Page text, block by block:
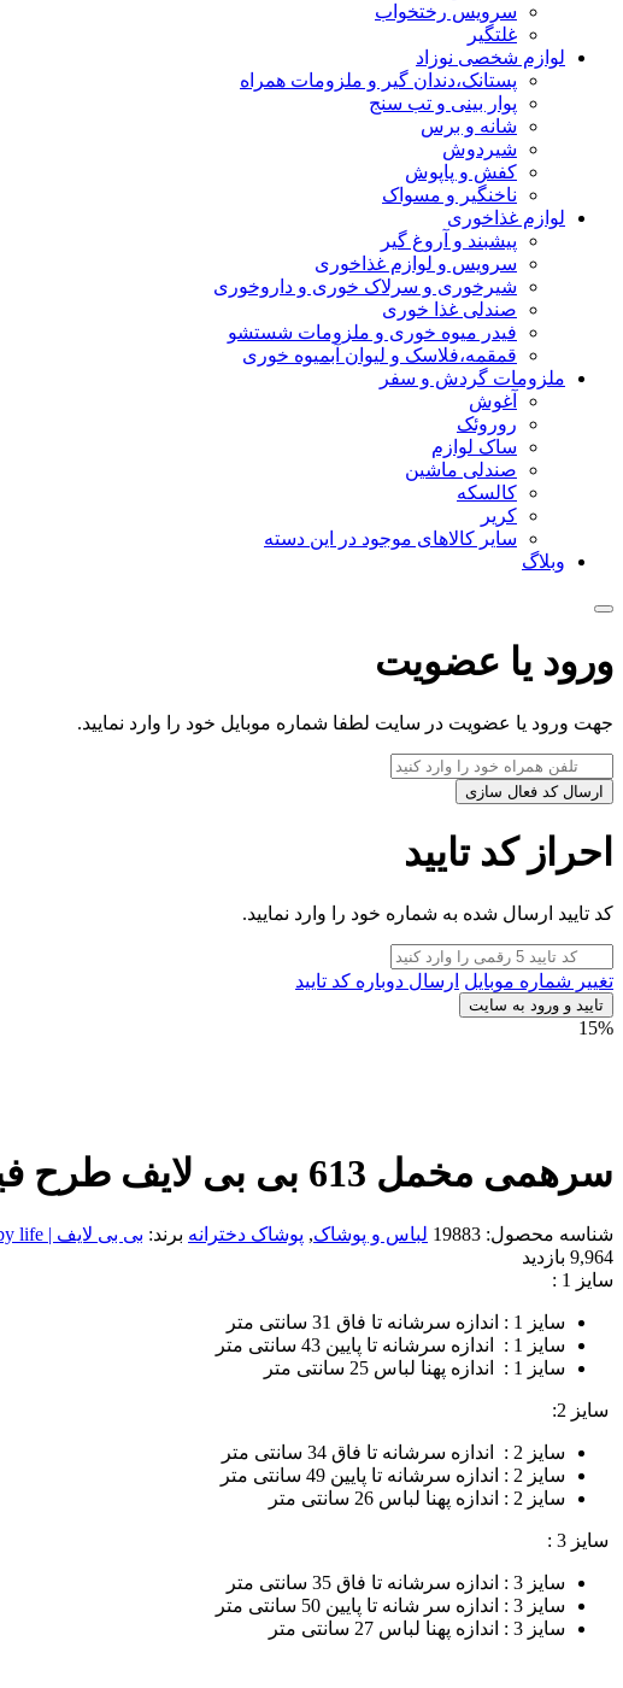
سرویس رختخواب
غلتگیر
لوازم شخصی نوزاد
پستانک،دندان گیر و ملزومات همراه
پوار بینی و تب سنج
شانه و برس
شیردوش
کفش و پاپوش
ناخنگیر و مسواک
لوازم غذاخوری
پیشبند و آروغ گیر
سرویس و لوازم غذاخوری
شیرخوری و سرلاک خوری و داروخوری
صندلی غذا خوری
فیدر میوه خوری و ملزومات شستشو
قمقمه،فلاسک و لیوان آبمیوه خوری
ملزومات گردش و سفر
آغوش
روروئک
ساک لوازم
صندلی ماشین
کالسکه
کریر
سایر کالاهای موجود در این دسته
وبلاگ
ورود یا عضویت
جهت ورود یا عضویت در سایت لطفا شماره موبایل خود را وارد نمایید.
ارسال کد فعال سازی
احراز کد تایید
کد تایید ارسال شده به شماره خود را وارد نمایید.
تغییر شماره موبایل ارسال دوباره کد تایید
تایید و ورود به سایت
15%
سرهمی مخمل 613 بی بی لایف طرح فیل
شناسه محصول: 19883 لباس و پوشاک, پوشاک دخترانه برند: بی بی لایف | baby life
9,964 بازدید
سایز 1 :
سایز 1 : اندازه سرشانه تا فاق 31 سانتی متر
سایز 1 : اندازه سرشانه تا پایین 43 سانتی متر
سایز 1 : اندازه پهنا لباس 25 سانتی متر
سایز 2:
سایز 2 : اندازه سرشانه تا فاق 34 سانتی متر
سایز 2 : اندازه سرشانه تا پایین 49 سانتی متر
سایز 2 : اندازه پهنا لباس 26 سانتی متر
سایز 3 :
سایز 3 : اندازه سرشانه تا فاق 35 سانتی متر
سایز 3 : اندازه سر شانه تا پایین 50 سانتی متر
سایز 3 : اندازه پهنا لباس 27 سانتی متر